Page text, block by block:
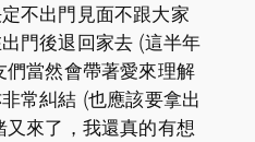
不出門見面不跟大家
門後退回家去 (這半年
當然會帶著愛來理解
常糾結 (也應該要拿出
來了，我還真的有想